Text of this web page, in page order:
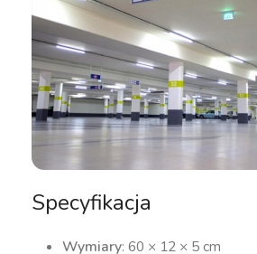
Specyfikacja
Wymiary: 60 × 12 × 5 cm